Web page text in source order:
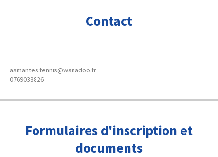
Contact
asmantes.tennis@wanadoo.fr
0769033826
Formulaires d'inscription et
documents